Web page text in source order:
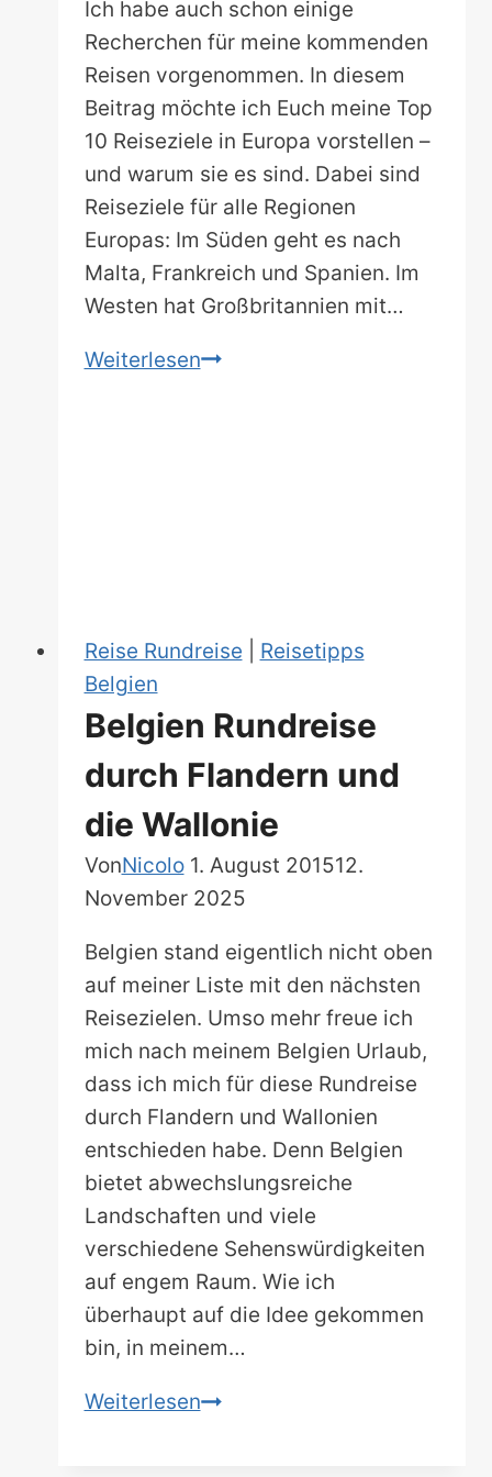
Ich habe auch schon einige
Recherchen für meine kommenden
Reisen vorgenommen. In diesem
Beitrag möchte ich Euch meine Top
10 Reiseziele in Europa vorstellen –
und warum sie es sind. Dabei sind
Reiseziele für alle Regionen
Europas: Im Süden geht es nach
Malta, Frankreich und Spanien. Im
Westen hat Großbritannien mit…
WeiterlesenDie
Reise Rundreise
Reisetipps
Belgien
Belgien Rundreise
durch Flandern und
die Wallonie
VonNicolo 1. August 201512.
November 2025
Belgien stand eigentlich nicht oben
auf meiner Liste mit den nächsten
Reisezielen. Umso mehr freue ich
mich nach meinem Belgien Urlaub,
dass ich mich für diese Rundreise
durch Flandern und Wallonien
entschieden habe. Denn Belgien
bietet abwechslungsreiche
Landschaften und viele
verschiedene Sehenswürdigkeiten
auf engem Raum. Wie ich
überhaupt auf die Idee gekommen
bin, in meinem…
WeiterlesenBelgien